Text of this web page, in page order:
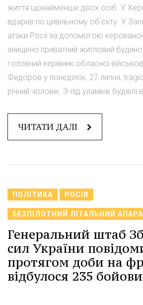
життя щонайменше двох осіб. У
вдарив по цивільному об’єкту. У
атаки Росії за допомогою
знищено приватний житловий
головний керівник обласної
Федоров у понеділок, 27 липня,
річний чоловік. З-під уламків будівлі
ЧИТАТИ ДАЛІ
ПОЛІТИКА РОСІЯ
БЕЗПІЛОТНИЙ ЛІТАЛЬНИЙ
Генеральний штаб
сил України
протягом доби на
відбулося 235